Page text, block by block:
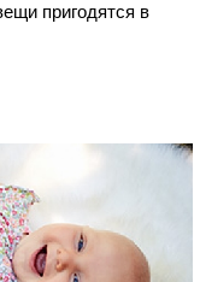
пригодятся в